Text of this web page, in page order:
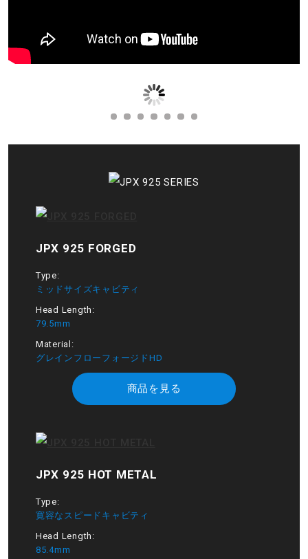
JPX 925 FORGED
Type:
ミッドサイズキャビティ
Head Length:
79.5mm
Material:
グレインフローフォージドHD
商品を見る
JPX 925 HOT METAL
Type:
寛容なスピードキャビティ
Head Length:
85.4mm